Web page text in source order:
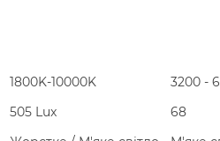
1800K-10000K
505 Lux
3200 -
68